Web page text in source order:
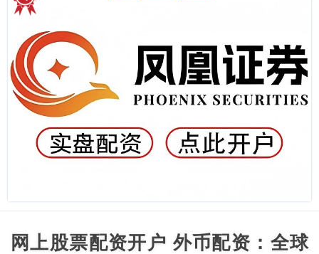
网上股票配资开户 外币配资：全球